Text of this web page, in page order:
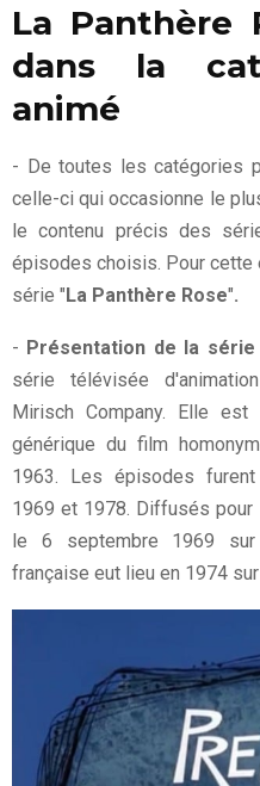
La Panthère
dans la
animé
- De toutes les catégories
celle-ci qui occasionne le
le contenu précis des
épisodes choisis. Pour cette
série "La Panthère Rose".
- Présentation de la série
série télévisée
Mirisch Company. Elle
générique du film
1963. Les épisodes
1969 et 1978. Diffusés
le 6 septembre 1969 sur
française eut lieu en 1974 sur